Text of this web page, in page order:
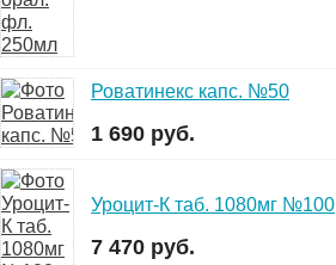
Роватинекс капс. №50
1 690 руб.
Уроцит-К таб. 1080мг №100
7 470 руб.